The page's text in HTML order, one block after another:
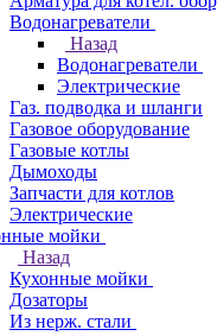
Водонагреватели
Назад
Водонагреватели
Электрические
Газ. подводка и шланги
Газовое оборудование
Газовые котлы
Дымоходы
Запчасти для котлов
Электрические
мойки
Назад
Кухонные мойки
Дозаторы
Из нерж. стали